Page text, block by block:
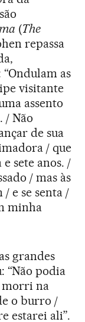
(The
repassa
“Ondulam as
visitante
assento
/ Não
de sua
/ que
e sete anos. /
/ mas às
/ e se senta /
minha
grandes
“Não podia
morri na
o burro /
estarei ali”.